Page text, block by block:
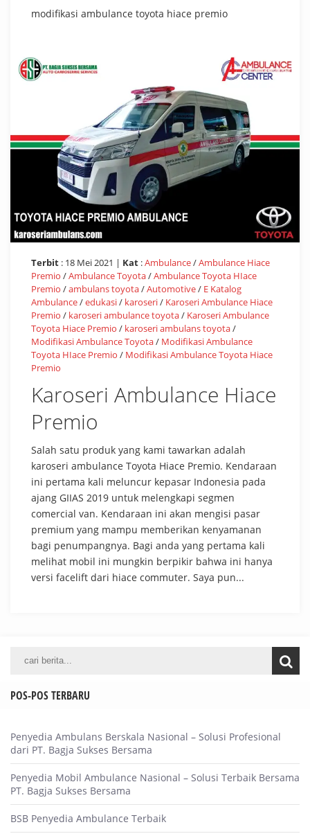
modifikasi ambulance toyota hiace premio
Terbit : 18 Mei 2021 | Kat :Ambulance/Ambulance Hiace
Premio /Ambulance Toyota/Ambulance Toyota HIace
Premio /ambulans toyota/Automotive/ E Katalog
Ambulance/edukasi/ karoseri/ Karoseri Ambulance Hiace
Premio / karoseri ambulance toyota/ Karoseri Ambulance
Toyota Hiace Premio / karoseri ambulans toyota/
Modifikasi Ambulance Toyota/ Modifikasi Ambulance
Toyota HIace Premio / Modifikasi Ambulance Toyota Hiace
Premio
Karoseri Ambulance Hiace
Premio
Salah satu produk yang kami tawarkan adalah
karoseri ambulance Toyota Hiace Premio. Kendaraan
ini pertama kali meluncur kepasar Indonesia pada
ajang GIIAS 2019 untuk melengkapi segmen
comercial van. Kendaraan ini akan mengisi pasar
premium yang mampu memberikan kenyamanan
bagi penumpangnya. Bagi anda yang pertama kali
melihat mobil ini mungkin berpikir bahwa ini hanya
versi facelift dari hiace commuter. Saya pun...
POS-POS TERBARU
Penyedia Ambulans Berskala Nasional – Solusi Profesional
dari PT. Bagja Sukses Bersama
Penyedia Mobil Ambulance Nasional – Solusi Terbaik Bersama
PT. Bagja Sukses Bersama
BSB Penyedia Ambulance Terbaik